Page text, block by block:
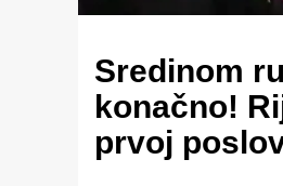
Sredinom
konačno!
prvoj